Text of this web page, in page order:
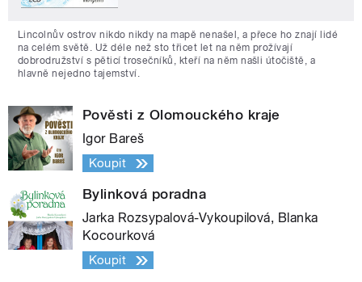
Lincolnův ostrov nikdo nikdy na mapě nenašel, a přece ho znají lidé
na celém světě. Už déle než sto třicet let na něm prožívají
dobrodružství s pěticí trosečníků, kteří na něm našli útočiště, a
hlavně nejedno tajemství.
Pověsti z Olomouckého kraje
Igor Bareš
Koupit
Bylinková poradna
Jarka Rozsypalová-Vykoupilová, Blanka
Kocourková
Koupit